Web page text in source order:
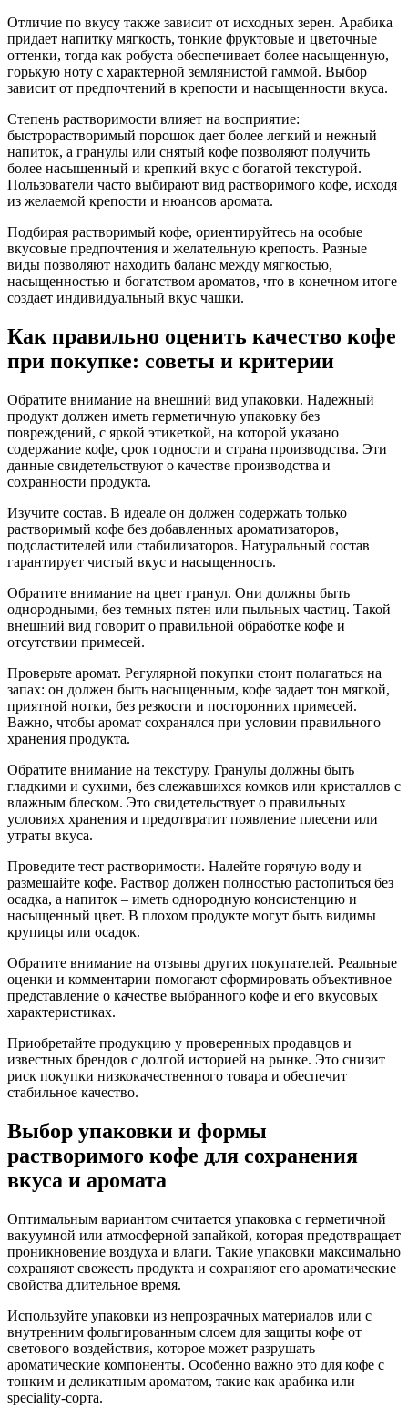
Отличие по вкусу также зависит от исходных зерен. Арабика
придает напитку мягкость, тонкие фруктовые и цветочные
оттенки, тогда как робуста обеспечивает более насыщенную,
горькую ноту с характерной землянистой гаммой. Выбор
зависит от предпочтений в крепости и насыщенности вкуса.
Степень растворимости влияет на восприятие:
быстрорастворимый порошок дает более легкий и нежный
напиток, а гранулы или снятый кофе позволяют получить
более насыщенный и крепкий вкус с богатой текстурой.
Пользователи часто выбирают вид растворимого кофе, исходя
из желаемой крепости и нюансов аромата.
Подбирая растворимый кофе, ориентируйтесь на особые
вкусовые предпочтения и желательную крепость. Разные
виды позволяют находить баланс между мягкостью,
насыщенностью и богатством ароматов, что в конечном итоге
создает индивидуальный вкус чашки.
Как правильно оценить качество кофе
при покупке: советы и критерии
Обратите внимание на внешний вид упаковки. Надежный
продукт должен иметь герметичную упаковку без
повреждений, с яркой этикеткой, на которой указано
содержание кофе, срок годности и страна производства. Эти
данные свидетельствуют о качестве производства и
сохранности продукта.
Изучите состав. В идеале он должен содержать только
растворимый кофе без добавленных ароматизаторов,
подсластителей или стабилизаторов. Натуральный состав
гарантирует чистый вкус и насыщенность.
Обратите внимание на цвет гранул. Они должны быть
однородными, без темных пятен или пыльных частиц. Такой
внешний вид говорит о правильной обработке кофе и
отсутствии примесей.
Проверьте аромат. Регулярной покупки стоит полагаться на
запах: он должен быть насыщенным, кофе задает тон мягкой,
приятной нотки, без резкости и посторонних примесей.
Важно, чтобы аромат сохранялся при условии правильного
хранения продукта.
Обратите внимание на текстуру. Гранулы должны быть
гладкими и сухими, без слежавшихся комков или кристаллов с
влажным блеском. Это свидетельствует о правильных
условиях хранения и предотвратит появление плесени или
утраты вкуса.
Проведите тест растворимости. Налейте горячую воду и
размешайте кофе. Раствор должен полностью растопиться без
осадка, а напиток – иметь однородную консистенцию и
насыщенный цвет. В плохом продукте могут быть видимы
крупицы или осадок.
Обратите внимание на отзывы других покупателей. Реальные
оценки и комментарии помогают сформировать объективное
представление о качестве выбранного кофе и его вкусовых
характеристиках.
Приобретайте продукцию у проверенных продавцов и
известных брендов с долгой историей на рынке. Это снизит
риск покупки низкокачественного товара и обеспечит
стабильное качество.
Выбор упаковки и формы
растворимого кофе для сохранения
вкуса и аромата
Оптимальным вариантом считается упаковка с герметичной
вакуумной или атмосферной запайкой, которая предотвращает
проникновение воздуха и влаги. Такие упаковки максимально
сохраняют свежесть продукта и сохраняют его ароматические
свойства длительное время.
Используйте упаковки из непрозрачных материалов или с
внутренним фольгированным слоем для защиты кофе от
светового воздействия, которое может разрушать
ароматические компоненты. Особенно важно это для кофе с
тонким и деликатным ароматом, такие как арабика или
speciality-сорта.